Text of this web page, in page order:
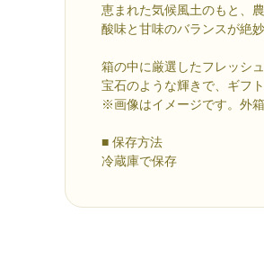
恵まれた気候風土のもと、
酸味と甘味のバランスが絶
箱の中に厳選したフレッシ
宝石のような輝きで、ギフ
※画像はイメージです。外
■ 保存方法
冷蔵庫で保存